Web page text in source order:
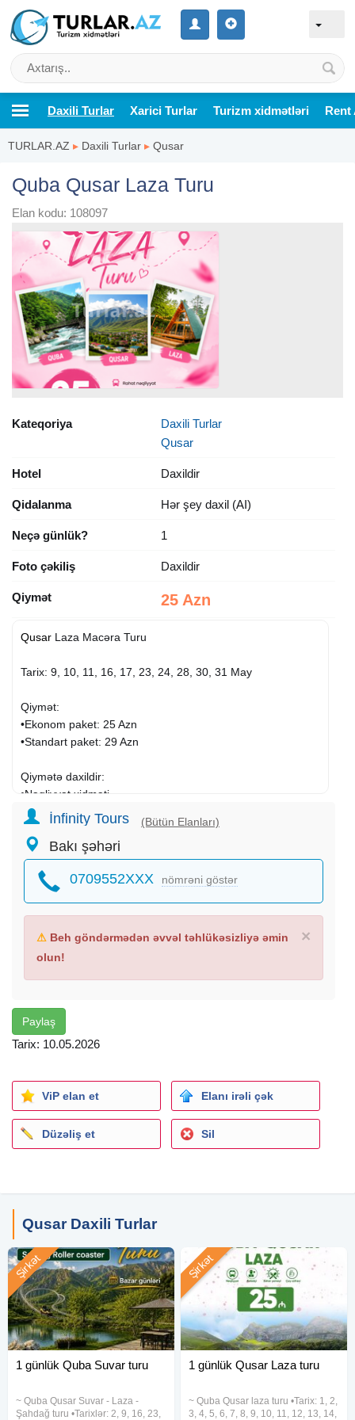
Daxili Turlar Xarici Turlar Turizm xidmətləri Rent
TURLAR.AZ ▸ Daxili Turlar ▸ Qusar
Quba Qusar Laza Turu
Elan kodu: 108097
Kateqoriya
Daxili Turlar
Qusar
Hotel Daxildir
Qidalanma Hər şey daxil (AI)
Neçə günlük? 1
Foto çəkiliş Daxildir
Qiymət 25 Azn
Qusar Laza Macəra Turu
Tarix: 9, 10, 11, 16, 17, 23, 24, 28, 30, 31 May
Qiymət:
•Ekonom paket: 25 Azn
•Standart paket: 29 Azn
Qiymətə daxildir:
•Nəqliyyat xidməti
•Ekskursiyalar
•Səhər yeməyi (standart paketdə)
•Çay süfrəsi
•Tur rəhbəri
•Yolboyu əyləncəli oyunlar və hədiyyələr
Ekskursiyalar:
•Laza şəlaləsi
•Qəçrəş meşəsi
•06:30 Gənclik m/s, Caspian shopingin t/m önü
•Çıxış: 07:00
Yol üstü turumuza qoşulmaq istəyənlər üçün:
•Xırdalan dairəsi
•Saray postu (Araz market)
•Sumqayıt yazısının önü
•0-5 yaş uşaqlar ödənişsiz(nəqliyyatda yer tutmur)
•Nahar yeməyi qiymətə daxil deyil.
•Fərdi qrup şəkilində (minimum 18 nəfər olarsanız) digər
rayonlarada tur təşkil etmək mümkündür! (Toplanış yeri və
tarix seçimi sərbəstdir)
Ətraflı məlumat və qeydiyyatdan keçmək üçün:
İnfinity Tours (Bütün Elanları)
Bakı şəhəri
0709552XXX nömrəni göstər
×
⚠ Beh göndərmədən əvvəl təhlükəsizliyə əmin
olun!
Paylaş
Tarix: 10.05.2026
ViP elan et Elanı irəli çək
Düzəliş et Sil
Qusar Daxili Turlar
1 günlük Quba Suvar turu
~ Quba Qusar Suvar - Laza -
Şahdağ turu •Tarixlər: 2, 9, 16, 23,
Şirkət
1 günlük Qusar Laza turu
~ Quba Qusar laza turu •Tarix: 1, 2,
3, 4, 5, 6, 7, 8, 9, 10, 11, 12, 13, 14,
Şirkət